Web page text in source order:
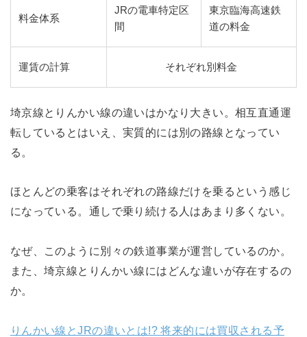
料金体系
JRの電車特定区
間
東京臨海高速鉄
道の料金
運賃の計算 それぞれ別料金
埼京線とりんかい線の違いはかなり大きい。相互直通運
転しているとはいえ、実質的には別の路線となってい
る。
ほとんどの乗客はそれぞれの路線だけを乗るという感じ
になっている。通しで乗り続ける人はあまり多くない。
なぜ、このように別々の鉄道事業が運営しているのか。
また、埼京線とりんかい線にはどんな違いが存在するの
か。
りんかい線とJRの違いとは!? 将来的には買収される予